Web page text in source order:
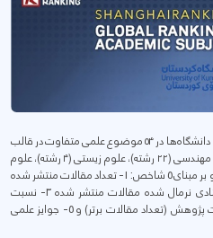
، دانشگاه‌ها در ۵۴ موضوع علمی متفاوت در قالب
5 حوزه اصلی شامل علوم طبیعی (۸ رشته)، مهندسی (۲۲ رشته)، علوم زیستی (۴ رشته)، علوم
پزشکی (۶ رشته) و علوم اجتماعی (۱۴ رشته) و بر مبنای 5 شاخص:‌ 1- تعداد مقالات منتشر شده
در مجلات چارک نخست (Q1) 2- تاثیر استنادی نرمال شده مقالات منتشر شده 3- نسبت
مقالات بین‌المللی به کل مقالات 4- کیفیت پژوهش (تعداد مقالات برتر) و 5- جوایز علمی